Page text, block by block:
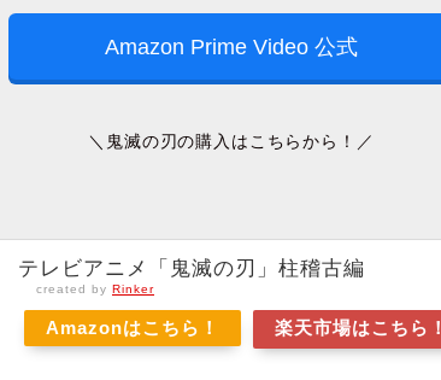
Amazon Prime Video 公式
＼鬼滅の刃の購入はこちらから！／
テレビアニメ「鬼滅の刃」柱稽古編
created by Rinker
Amazonはこちら！ 楽天市場はこちら！